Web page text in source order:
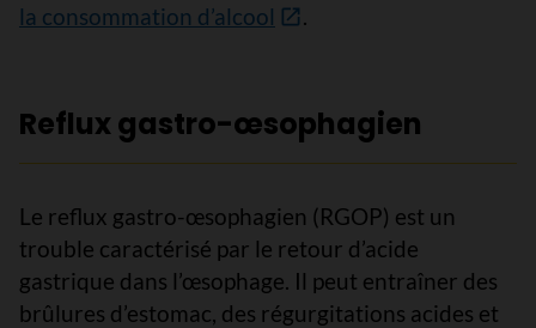
la consommation d’alcool
.
Reflux gastro-œsophagien
Le reflux gastro-œsophagien (RGOP) est un
trouble caractérisé par le retour d’acide
gastrique dans l’œsophage. Il peut entraîner des
brûlures d’estomac, des régurgitations acides et